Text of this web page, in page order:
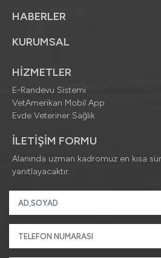
HABERLER
KURUMSAL
HİZMETLER
E-Randevu Sistemi
VetAmerikan Mobil App
Evde Veteriner Sağlık
İLETİŞİM FORMU
Alanında uzman kadromuz en kısa
yanıtlayacaktır.